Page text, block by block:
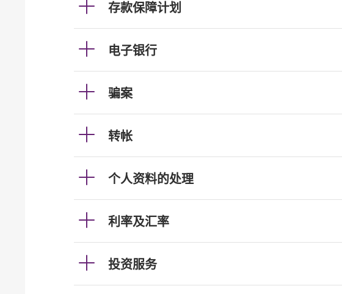
存款保障计划
电子银行
骗案
转帐
个人资料的处理
利率及汇率
投资服务